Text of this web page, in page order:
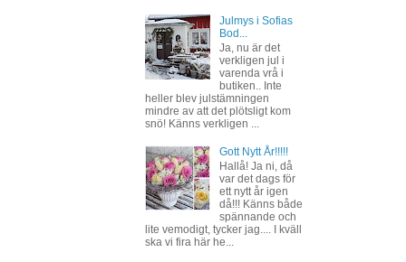
Julmys i Sofias
Bod...
Ja, nu är det
verkligen jul i
varenda vrå i
butiken.. Inte
heller blev julstämningen
mindre av att det plötsligt kom
snö! Känns verkligen ...
Gott Nytt År!!!!!
Hallå! Ja ni, då
var det dags för
ett nytt år igen
då!!! Känns både
spännande och
lite vemodigt, tycker jag.... I kväll
ska vi fira här he...